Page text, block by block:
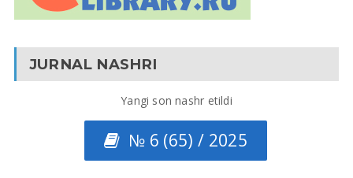
JURNAL NASHRI
Yangi son nashr etildi
№ 6 (65) / 2025